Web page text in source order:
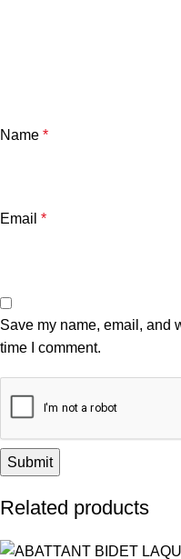
Name *
Email *
Save my name, email, and
time I comment.
Related products